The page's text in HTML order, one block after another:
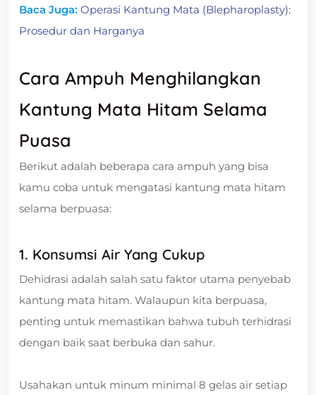
Baca Juga: Operasi Kantung Mata (Blepharoplasty):
Prosedur dan Harganya
Cara Ampuh Menghilangkan
Kantung Mata Hitam Selama
Puasa
Berikut adalah beberapa cara ampuh yang bisa
kamu coba untuk mengatasi kantung mata hitam
selama berpuasa:
1. Konsumsi Air Yang Cukup
Dehidrasi adalah salah satu faktor utama penyebab
kantung mata hitam. Walaupun kita berpuasa,
penting untuk memastikan bahwa tubuh terhidrasi
dengan baik saat berbuka dan sahur.
Usahakan untuk minum minimal 8 gelas air setiap